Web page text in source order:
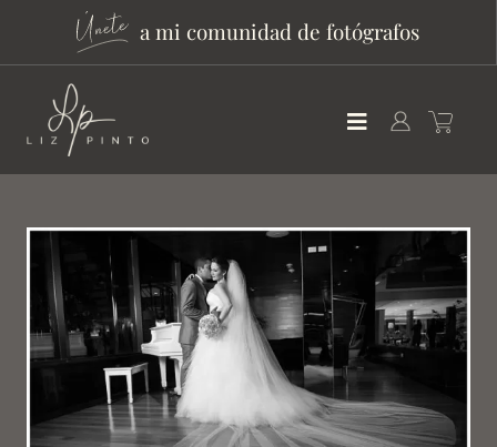
a mi comunidad de fotógrafos